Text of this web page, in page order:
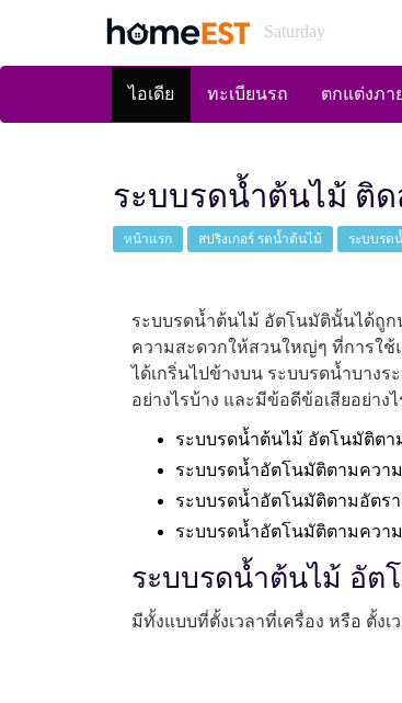
Saturday
ไอเดีย ทะเบียนรถ ตกแต่งภา
ระบบรดน้ำต้นไม้ ติ
หน้าแรก สปริงเกอร์ รดน้ำต้นไม้ ระบบรด
ระบบรดน้ำต้นไม้ อัตโนมัตินั้นได้ถูก
ความสะดวกให้สวนใหญ่ๆ ที่การใช้
ได้เกริ่นไปข้างบน ระบบรดน้ำบาง
อย่างไรบ้าง และมีข้อดีข้อเสียอย่า
ระบบรดน้ำต้นไม้ อัตโนมัติตา
ระบบรดน้ำอัตโนมัติตามควา
ระบบรดน้ำอัตโนมัติตามอัตรา
ระบบรดน้ำอัตโนมัติตามควา
ระบบรดน้ำต้นไม้ อัต
มีทั้งแบบที่ตั้งเวลาที่เครื่อง หรือ ตั้ง